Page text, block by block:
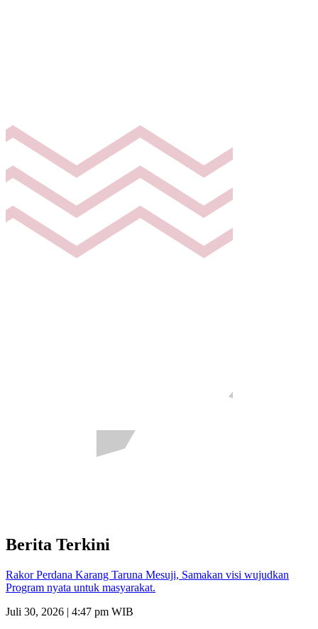
Berita Terkini
Rakor Perdana Karang Taruna Mesuji, Samakan visi wujudkan
Program nyata untuk masyarakat.
Juli 30, 2026 | 4:47 pm WIB